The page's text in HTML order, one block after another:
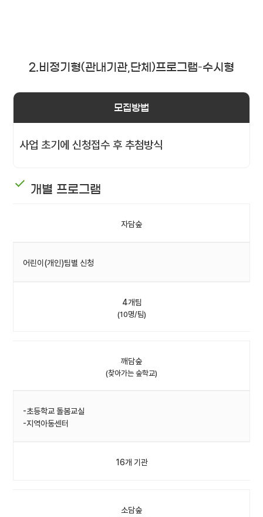
2.비정기형(관내기관,단체)프로그램–수시형
모집방법
사업 초기에 신청접수 후 추첨방식
개별 프로그램
자담숲
어린이(개인)팀별 신청
4개팀
(10명/팀)
깨담숲
(찾아가는 숲학교)
-초등학교 돌봄교실
-지역아동센터
16개 기관
소담숲